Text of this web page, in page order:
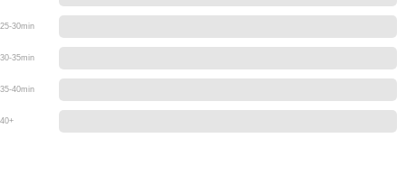
25-30min
30-35min
35-40min
40+